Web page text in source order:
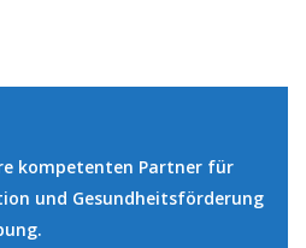
kompetenten Partner für
und Gesundheitsförderung